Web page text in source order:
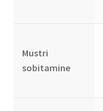
Mustri
sobitamine